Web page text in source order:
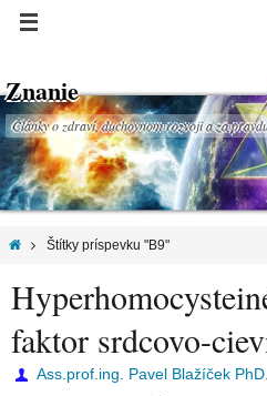
Znanie
Články o zdraví, duchovnom rozvoji a za
Štítky príspevku "B9"
faktor srdcovo-
Ass.prof.ing. Pavel Blažíček PhD.